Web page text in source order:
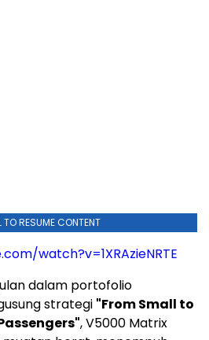
TO RESUME CONTENT
watch?v=1XRAzieNRTE
dalam portofolio
strategi "From Small to
, V5000 Matrix